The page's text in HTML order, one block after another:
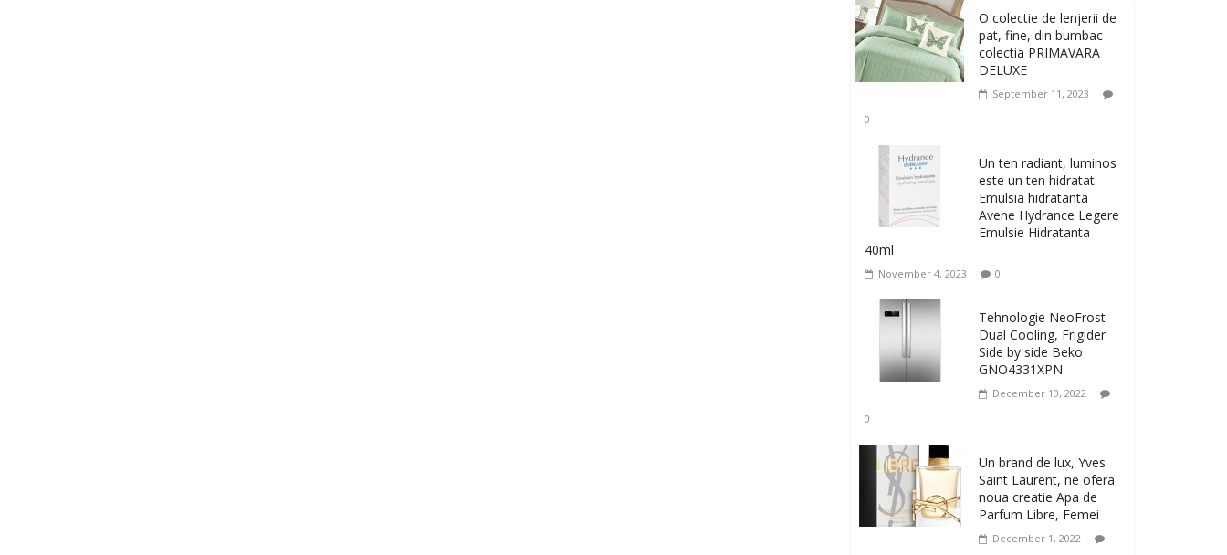
O colectie de lenjerii de
pat, fine, din bumbac-
colectia PRIMAVARA
DELUXE
September 11, 2023
0
Un ten radiant, luminos
este un ten hidratat.
Emulsia hidratanta
Avene Hydrance Legere
Emulsie Hidratanta
40ml
November 4, 2023 0
Tehnologie NeoFrost
Dual Cooling, Frigider
Side by side Beko
GNO4331XPN
December 10, 2022
0
Un brand de lux, Yves
Saint Laurent, ne ofera
noua creatie Apa de
Parfum Libre, Femei
December 1, 2022